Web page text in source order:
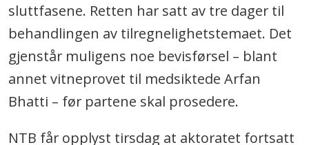
sluttfasene. Retten har satt av tre dager til
behandlingen av tilregnelighetstemaet. Det
gjenstår muligens noe bevisførsel – blant
annet vitneprovet til medsiktede Arfan
Bhatti – før partene skal prosedere.
NTB får opplyst tirsdag at aktoratet fortsatt